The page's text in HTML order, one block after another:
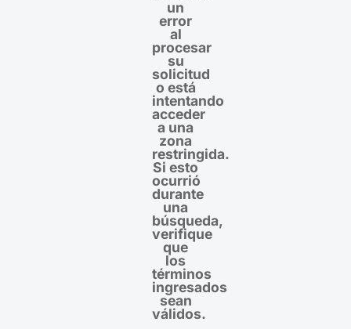
un
error
al
procesar
su
solicitud
o está
intentando
acceder
a una
zona
restringida.
Si esto
ocurrió
durante
una
búsqueda,
verifique
que
los
términos
ingresados
sean
válidos.